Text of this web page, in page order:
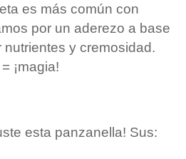
es más común con
por un aderezo a base
y cremosidad.
¡magia!
esta panzanella! Sus: